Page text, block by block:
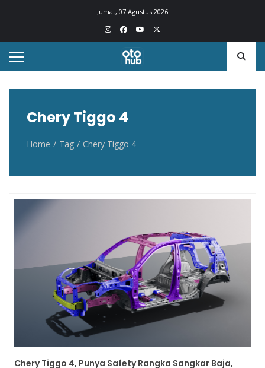
Jumat, 07 Agustus 2026
Otohub.co
Portal berita otomotif Indonesia terkini
Chery Tiggo 4
Home Tag Chery Tiggo 4
Chery Tiggo 4, Punya Safety Rangka Sangkar Baja,